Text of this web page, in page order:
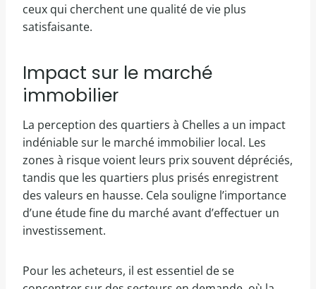
ceux qui cherchent une qualité de vie plus
satisfaisante.
Impact sur le marché
immobilier
La perception des quartiers à Chelles a un impact
indéniable sur le marché immobilier local. Les
zones à risque voient leurs prix souvent dépréciés,
tandis que les quartiers plus prisés enregistrent
des valeurs en hausse. Cela souligne l’importance
d’une étude fine du marché avant d’effectuer un
investissement.
Pour les acheteurs, il est essentiel de se